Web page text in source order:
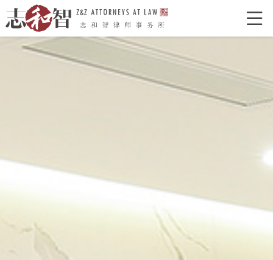

网站首页
合作单位
业务领域